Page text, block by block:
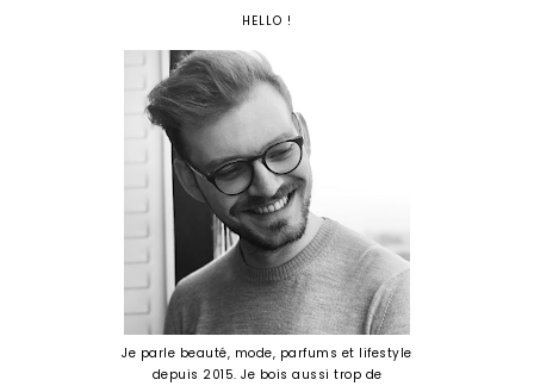
HELLO !
Je parle beauté, mode, parfums et lifestyle
depuis 2015. Je bois aussi trop de